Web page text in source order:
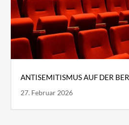
ANTISEMITISMUS AUF DER
27. Februar 2026